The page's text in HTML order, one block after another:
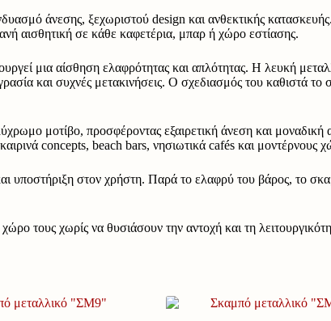
άνεσης, ξεχωριστού design και ανθεκτικής
αισθητική σε κάθε καφετέρια, μπαρ ή χώρο εστίασης.
μια αίσθηση ελαφρότητας και απλότητας. Η λευκή
και συχνές μετακινήσεις. Ο σχεδιασμός του καθιστά το
μοτίβο, προσφέροντας εξαιρετική άνεση και μοναδική
concepts, beach bars, νησιωτικά cafés και
υποστήριξη στον χρήστη. Παρά το ελαφρύ του βάρος, το
τους χωρίς να θυσιάσουν την αντοχή και τη